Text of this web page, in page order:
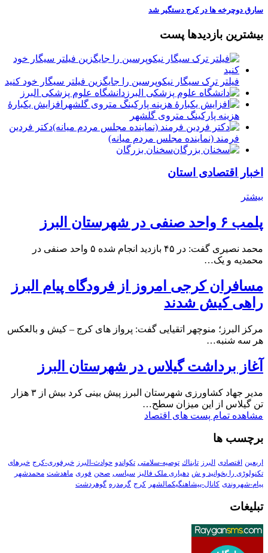
سارق دوچرخه ها در کرج دستگیر شد
بیشترین بازدیدها پست
فیلتر ترک سیگار نیکوپرسین را جایگزین فیلتر سیگار خود کنید
دانشگاه علوم پزشکی البرز
افزایش یکبارۀ
هزینه پارکینگ متروی گلشهر
دكتر فردين
فرمند (نماينده مجلس مردم میانه)
سخنان بزرگان
اخبار اقتصادی استان
بیشتر
پلمب ۶ واحد صنفی در شهرستان البرز
محمد نصیری گفت: در ۴۵ بازدید انجام شده ۵ واحد صنفی در
محمدیه و یک…
مسافران کرجی امروز از فرودگاه پیام البرز
راهی کیش شدند
مرکز البرز؛ منوچهر اتقیایی گفت: پرواز های کرج – کیش و بالعکس
هر سه شنبه…
آغاز برداشت گیلاس در شهرستان البرز
مدیر جهاد کشاورزی شهرستان البرز پیش بینی کرد بیش از ۳ هزار
تن گیلاس از این میزان سطح…
مشاهده تمام پست های اقتصاد
برچسب ها
اربعین اقتصادی البرز تابناك توصیه-سلامتی تکواندو حوادث-البرز خبرفوری-کرج خبرهای
تکنولوڑی را بخوانید و ش دهیاری ملک فالیز سیاسی صحن فوری ماهدشت محمدشهر
پیام-شهروندی کانال-پیشاهنگیکمالشهر کرج گرمدره گوهردشت
تبلیغات